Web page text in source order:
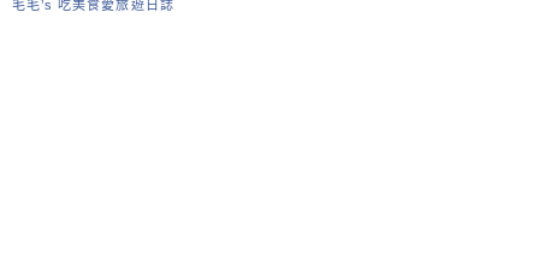
毛毛’s 吃美食愛旅遊日誌